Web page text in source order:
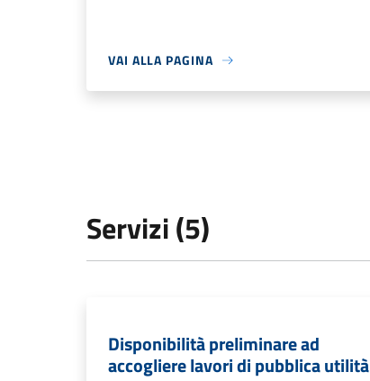
VAI ALLA PAGINA
Servizi (5)
Disponibilità preliminare ad
accogliere lavori di pubblica utilità